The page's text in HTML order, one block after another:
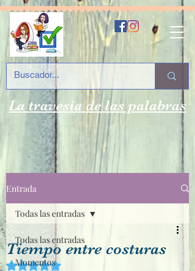
La travesía de las palabras
Entrada
Todas las entradas
Momentos
Todas las entradas
Tiempo entre costuras
Obtuvo NaN de 5 estrellas.